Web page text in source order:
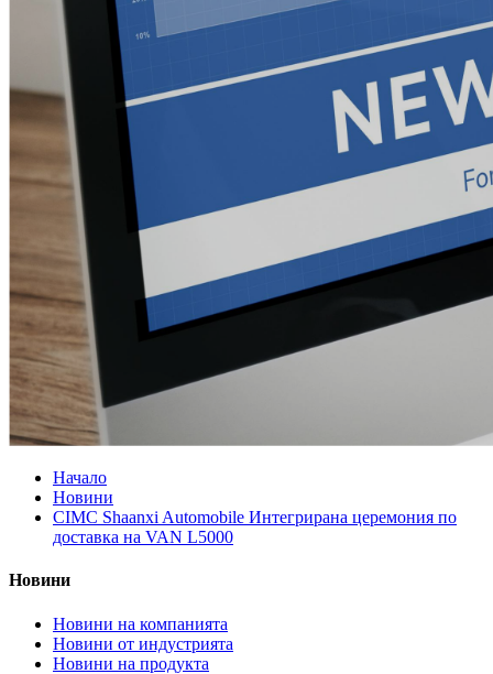
Начало
Новини
CIMC Shaanxi Automobile Интегрирана церемония по
доставка на VAN L5000
Новини
Новини на компанията
Новини от индустрията
Новини на продукта